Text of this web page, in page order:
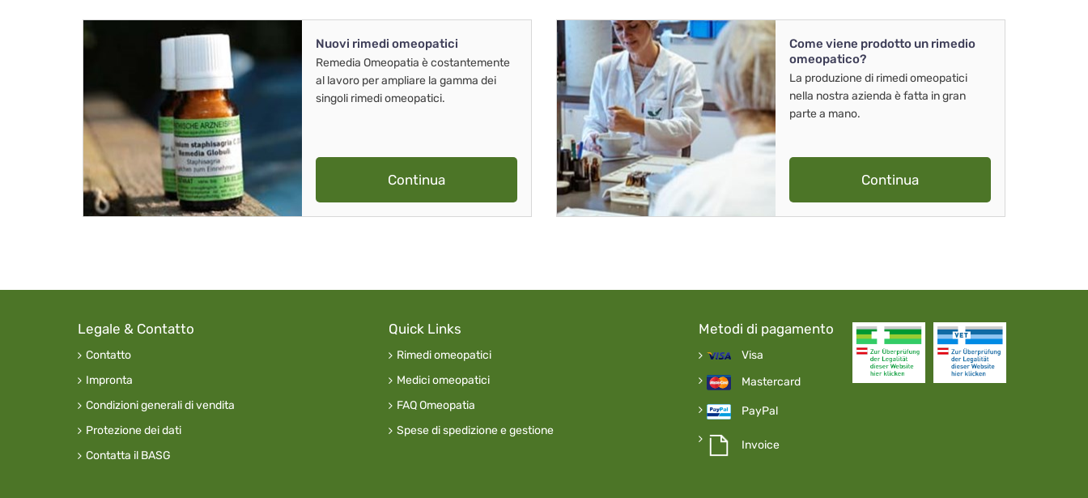
Nuovi rimedi omeopatici
Remedia Omeopatia è costantemente
al lavoro per ampliare la gamma dei
singoli rimedi omeopatici.
Continua
Come viene prodotto un rimedio
omeopatico?
La produzione di rimedi omeopatici
nella nostra azienda è fatta in gran
parte a mano.
Continua
Legale & Contatto
Contatto
Impronta
Condizioni generali di vendita
Protezione dei dati
Contatta il BASG
Quick Links
Rimedi omeopatici
Medici omeopatici
FAQ Omeopatia
Spese di spedizione e gestione
Metodi di pagamento
Visa
Mastercard
PayPal
Invoice